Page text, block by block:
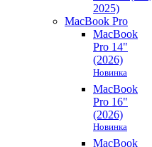
2025)
MacBook Pro
MacBook
Pro 14"
(2026)
Новинка
MacBook
Pro 16"
(2026)
Новинка
MacBook